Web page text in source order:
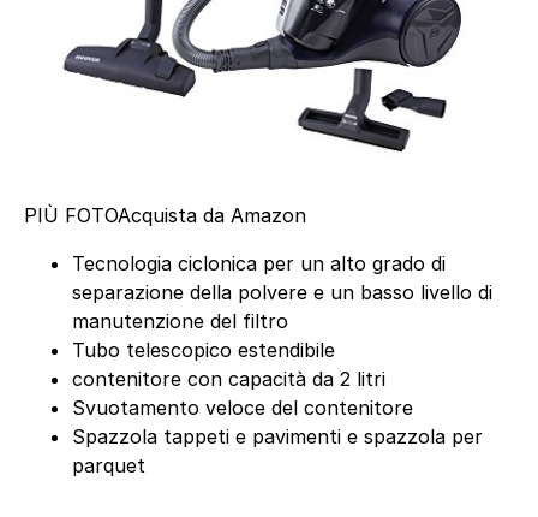
PIÙ FOTOAcquista da Amazon
Tecnologia ciclonica per un alto grado di
separazione della polvere e un basso livello di
manutenzione del filtro
Tubo telescopico estendibile
contenitore con capacità da 2 litri
Svuotamento veloce del contenitore
Spazzola tappeti e pavimenti e spazzola per
parquet